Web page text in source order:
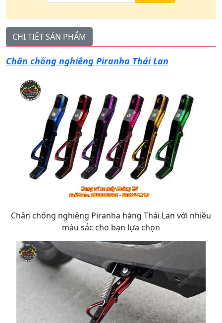
CHI TIẾT SẢN PHẨM
Chân chống nghiêng Piranha Thái Lan
Chân chống nghiêng Piranha hàng Thái Lan với nhiều
màu sắc cho bạn lựa chọn